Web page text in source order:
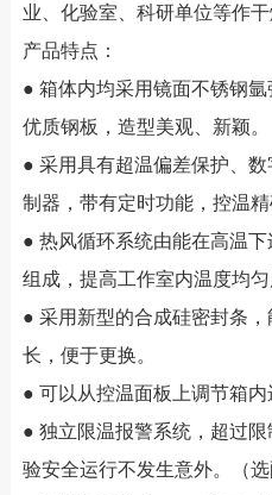
业、化验室、科研单位等作
产品特点：
● 箱体内均采用镜面不锈钢
优质钢板，造型美观、新颖。
● 采用具有超温偏差保护、
制器，带有定时功能，控温精
● 热风循环系统由能在高温
组成，提高工作室内温度均匀
● 采用新型的合成硅密封条
长，便于更换。
● 可以从控温面板上调节箱内
● 独立限温报警系统，超过
验安全运行不发生意外。（选